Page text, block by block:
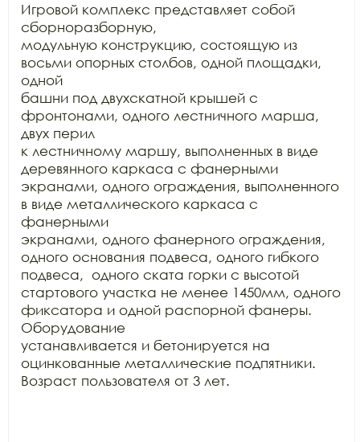
Игровой комплекс представляет собой
сборноразборную,
модульную конструкцию, состоящую из
восьми опорных столбов, одной площадки,
одной
башни под двухскатной крышей с
фронтонами, одного лестничного марша,
двух перил
к лестничному маршу, выполненных в виде
деревянного каркаса с фанерными
экранами, одного ограждения, выполненного
в виде металлического каркаса с
фанерными
экранами, одного фанерного ограждения,
одного основания подвеса, одного гибкого
подвеса,  одного ската горки с высотой
стартового участка не менее 1450мм, одного
фиксатора и одной распорной фанеры.
Оборудование
устанавливается и бетонируется на
оцинкованные металлические подпятники.
Возраст пользователя от 3 лет.